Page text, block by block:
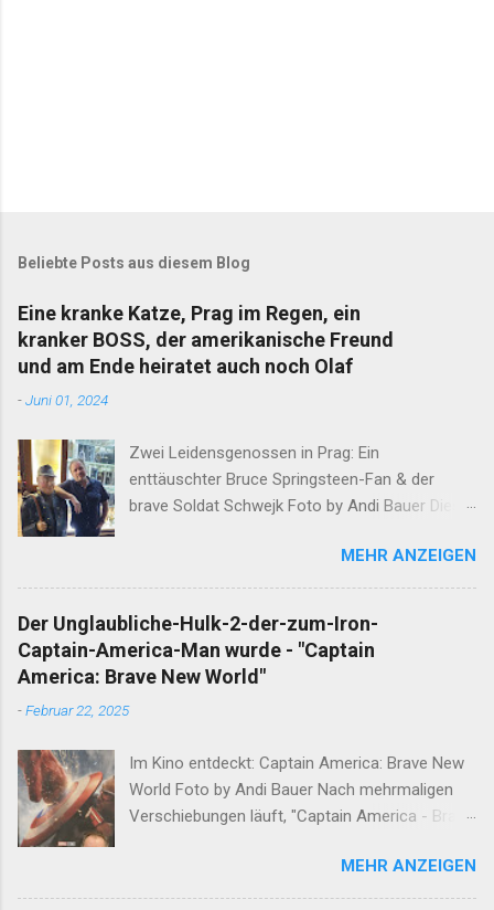
Beliebte Posts aus diesem Blog
Eine kranke Katze, Prag im Regen, ein
kranker BOSS, der amerikanische Freund
und am Ende heiratet auch noch Olaf
-Juni 01, 2024
Zwei Leidensgenossen in Prag: Ein
enttäuschter Bruce Springsteen-Fan & der
brave Soldat Schwejk Foto by Andi Bauer Dieser
lange abgeschlossen. Unfassbare Ereignisse
innerhalb einer Woche verlangen jedoch eine
neuerliche Öffnung. Ergänzend darf erwähnt
werden, dass Alan am Ende dieser
Wahnsinnswoche seine Frau Mutter anrief. Er
eingekriegt hat, sagte Sie den entscheidenden
Satz: "Das musst du aufschreiben" Nun, ein
guter Sohn tut das, was seine Mutter ihm sagt.
solltet Ihr liebe Leser und Leserinnen am
Wahrheitsgehalt dieser Worte zweifeln, fragt
MEHR ANZEIGEN
Der Unglaubliche-Hulk-2-der-zum-Iron-
Captain-America-Man wurde - "Captain
America: Brave New World"
-Februar 22, 2025
Im Kino entdeckt: Captain America: Brave New
World Foto by Andi Bauer Nach mehrmaligen
Verschiebungen läuft, "Captain America - Brave
Film? Es folgt eine ausführliche Analyse. Was
der Film sein will - Eine Fortsetzung zu den
MEHR ANZEIGEN